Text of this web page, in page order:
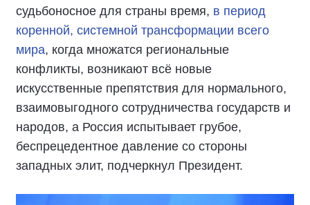
судьбоносное для страны время, в период
коренной, системной трансформации всего
мира, когда множатся региональные
конфликты, возникают всё новые
искусственные препятствия для нормального,
взаимовыгодного сотрудничества государств и
народов, а Россия испытывает грубое,
беспрецедентное давление со стороны
западных элит, подчеркнул Президент.